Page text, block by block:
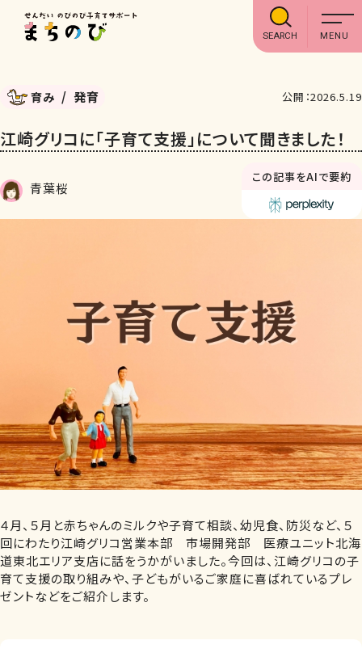
SEARCH
育み 発育 公開：2026.5.19
江崎グリコに「子育て支援」について聞きました！
青葉桜
この記事をAIで要約
４月、５月と赤ちゃんのミルクや子育て相談、幼児食、防災など、５
回にわたり江崎グリコ営業本部 市場開発部 医療ユニット北海
道東北エリア支店に話をうかがいました。今回は、江崎グリコの子
育て支援の取り組みや、子どもがいるご家庭に喜ばれているプレ
ゼントなどをご紹介します。